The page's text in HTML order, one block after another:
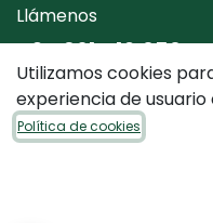
Llámenos
+34 961 412 050
Envíenos un mensaje
Utilizamos cookies
experiencia de usuario
Política de cookies